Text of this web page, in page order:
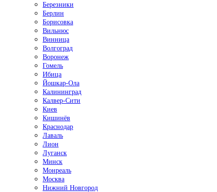
Березники
Берлин
Борисовка
Вильнюс
Винница
Волгоград
Воронеж
Гомель
Ибица
Йошкар-Ола
Калининград
Калвер-Сити
Киев
Кишинёв
Краснодар
Лаваль
Лион
Луганск
Минск
Монреаль
Москва
Нижний Новгород